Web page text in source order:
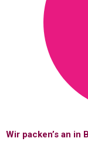
Wir packen’s an in